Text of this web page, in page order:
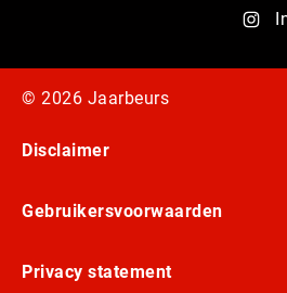
© 2026 Jaarbeurs
Disclaimer
Gebruikersvoorwaarden
Privacy statement